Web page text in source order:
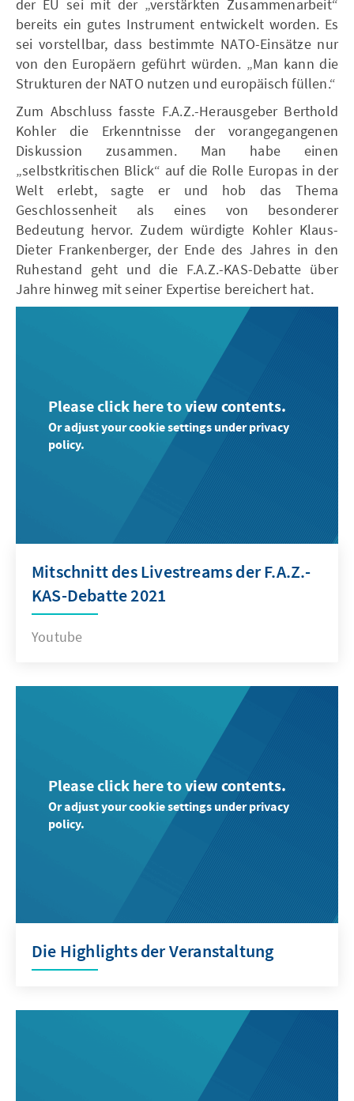
der EU sei mit der „verstärkten Zusammenarbeit“
bereits ein gutes Instrument entwickelt worden. Es
sei vorstellbar, dass bestimmte NATO-Einsätze nur
von den Europäern geführt würden. „Man kann die
Strukturen der NATO nutzen und europäisch füllen.“
Zum Abschluss fasste F.A.Z.-Herausgeber Berthold
Kohler die Erkenntnisse der vorangegangenen
Diskussion zusammen. Man habe einen
„selbstkritischen Blick“ auf die Rolle Europas in der
Welt erlebt, sagte er und hob das Thema
Geschlossenheit als eines von besonderer
Bedeutung hervor. Zudem würdigte Kohler Klaus-
Dieter Frankenberger, der Ende des Jahres in den
Ruhestand geht und die F.A.Z.-KAS-Debatte über
Jahre hinweg mit seiner Expertise bereichert hat.
Please click here to view contents.
Or adjust your cookie settings under privacy
policy.
Mitschnitt des Livestreams der F.A.Z.-
KAS-Debatte 2021
Youtube
Please click here to view contents.
Or adjust your cookie settings under privacy
policy.
Die Highlights der Veranstaltung